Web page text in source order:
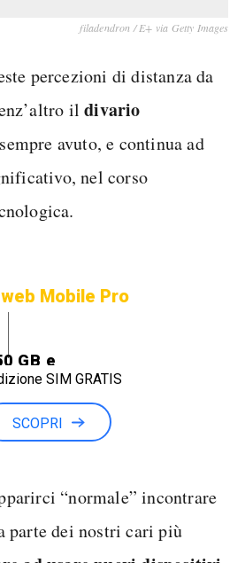
filadendron / E+ via Getty Images
percezioni di distanza da
ildivario
avuto, e continua ad
nel corso
Mobile Pro
GB e
SIM GRATIS
SCOPRI
“normale” incontrare
parte dei nostri cari più